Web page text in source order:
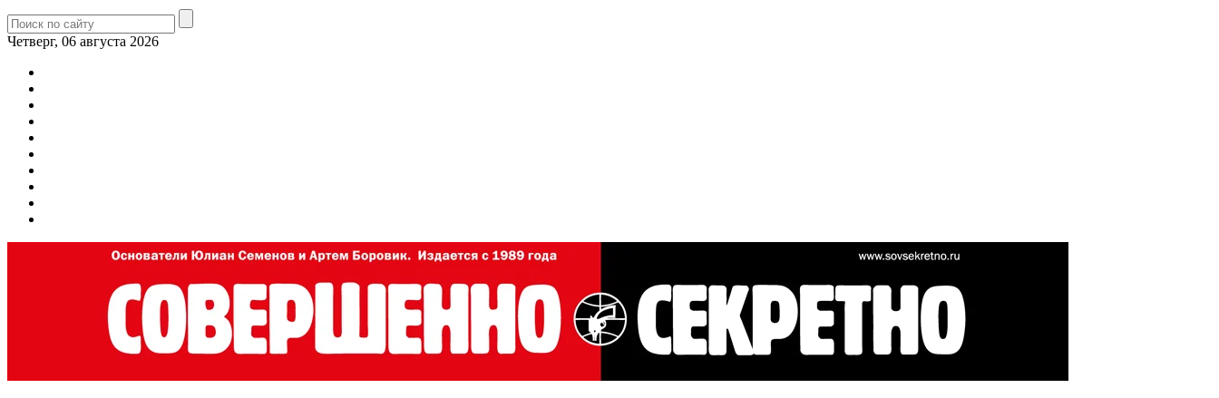
Четверг, 06 августа 2026